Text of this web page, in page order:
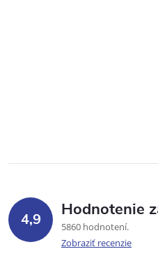
4,9 Hodnotenie
5860 hodnotení
Zobraziť recenzie